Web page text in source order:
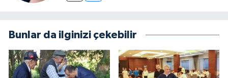
Bunlar da ilginizi çekebilir